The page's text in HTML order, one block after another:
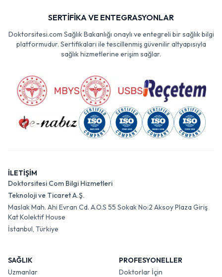
SERTİFİKA VE ENTEGRASYONLAR
Doktorsitesi.com Sağlık Bakanlığı onaylı ve entegreli bir sağlık bilgi
platformudur. Sertifikaları ile tescillenmiş güvenilir altyapısıyla
sağlık hizmetlerine erişim sağlar.
İLETİŞİM
Doktorsitesi Com Bilgi Hizmetleri
Teknoloji ve Ticaret A.Ş.
Maslak Mah. Ahi Evran Cd. A.O.S 55 Sokak No:2 Aksoy Plaza Giriş
Kat Kolektif House
İstanbul, Türkiye
SAĞLIK
Uzmanlar
PROFESYONELLER
Doktorlar İçin